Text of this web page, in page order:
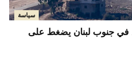
سياسة
في جنوب لبنان يضغط على